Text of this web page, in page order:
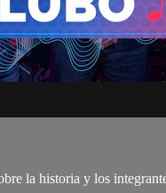
la historia y los